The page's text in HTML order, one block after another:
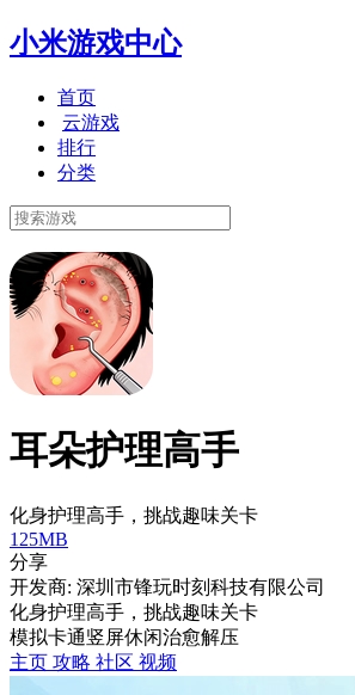
小米游戏中心
首页
云游戏
排行
分类
耳朵护理高手
化身护理高手，挑战趣味关卡
125MB
分享
开发商: 深圳市锋玩时刻科技有限公司
化身护理高手，挑战趣味关卡
模拟卡通竖屏休闲治愈解压
主页 攻略 社区 视频